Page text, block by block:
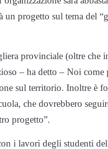
progetto sul tema del
provinciale (oltre che
– ha detto – Noi
sul territorio. Inoltre è
che dovrebbero
progetto”.
i lavori degli studenti